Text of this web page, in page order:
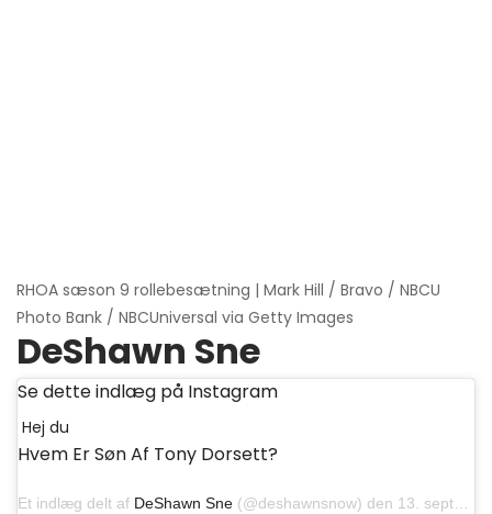
RHOA sæson 9 rollebesætning | Mark Hill / Bravo / NBCU
Photo Bank / NBCUniversal via Getty Images
DeShawn Sne
Se dette indlæg på Instagram
Hej du
Hvem Er Søn Af Tony Dorsett?
Et indlæg delt af DeShawn Sne (@deshawnsnow) den 13. september 2019 kl. 13:46 PDT